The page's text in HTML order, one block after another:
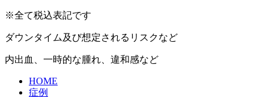
※全て税込表記です
ダウンタイム及び想定されるリスクなど
内出血、一時的な腫れ、違和感など
HOME
症例